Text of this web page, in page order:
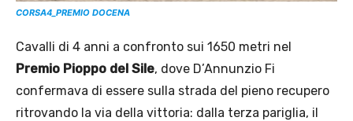
CORSA4_PREMIO DOCENA
Cavalli di 4 anni a confronto sui 1650 metri nel
Premio Pioppo del Sile, dove D’Annunzio Fi
confermava di essere sulla strada del pieno recupero
ritrovando la via della vittoria: dalla terza pariglia, il